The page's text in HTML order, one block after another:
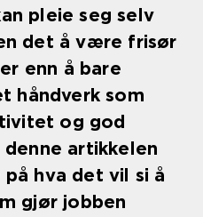
pleie seg selv
det å være frisør
enn å bare
håndverk som
og god
denne artikkelen
hva det vil si å
gjør jobben